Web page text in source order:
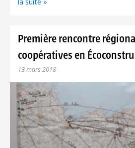
Première rencontre
coopératives en
13 mars 2018